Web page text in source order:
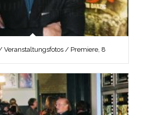
Veranstaltungsfotos / Premiere, 8